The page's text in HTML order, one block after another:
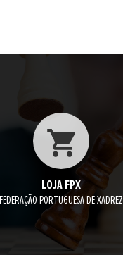
LOJA FPX
FEDERAÇÃO PORTUGUESA DE XADREZ